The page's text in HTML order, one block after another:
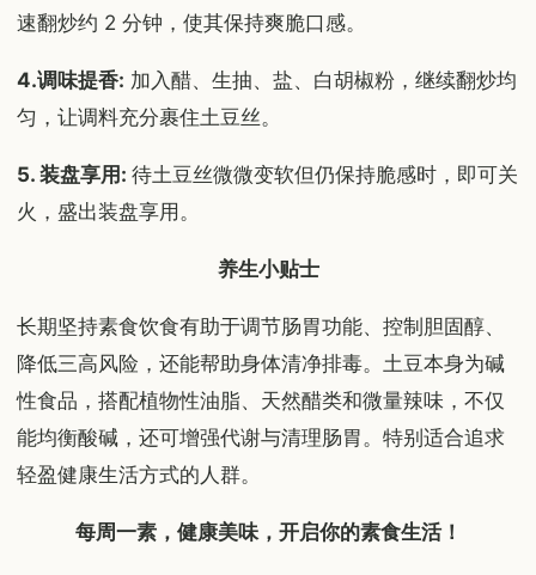
速翻炒约 2 分钟，使其保持爽脆口感。
4.调味提香: 加入醋、生抽、盐、白胡椒粉，继续翻炒均
匀，让调料充分裹住土豆丝。
5. 装盘享用: 待土豆丝微微变软但仍保持脆感时，即可关
火，盛出装盘享用。
养生小贴士
长期坚持素食饮食有助于调节肠胃功能、控制胆固醇、
降低三高风险，还能帮助身体清净排毒。土豆本身为碱
性食品，搭配植物性油脂、天然醋类和微量辣味，不仅
能均衡酸碱，还可增强代谢与清理肠胃。特别适合追求
轻盈健康生活方式的人群。
每周一素，健康美味，开启你的素食生活！